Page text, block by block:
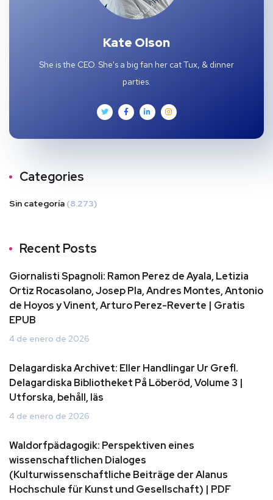
Kate Olson
She is the CEO. She's a big fan her cat Tux, & dinner
parties.
Categories
Sin categoría (8.273)
Recent Posts
Giornalisti Spagnoli: Ramon Perez de Ayala, Letizia
Ortiz Rocasolano, Josep Pla, Andres Montes, Antonio
de Hoyos y Vinent, Arturo Perez-Reverte | Gratis
EPUB
4 de enero de 2026
Delagardiska Archivet: Eller Handlingar Ur Grefl.
Delagardiska Bibliotheket På Löberöd, Volume 3 |
Utforska, behåll, läs
4 de enero de 2026
Waldorfpädagogik: Perspektiven eines
wissenschaftlichen Dialoges
(Kulturwissenschaftliche Beiträge der Alanus
Hochschule für Kunst und Gesellschaft) | PDF